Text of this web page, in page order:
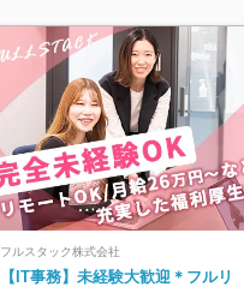
フルスタック株式会社
【IT事務】未経験大歓迎＊フルリ